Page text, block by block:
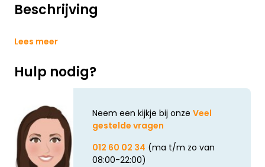
Beschrijving
Lees meer
Hulp nodig?
Neem een kijkje bij onze Veel
gestelde vragen
012 60 02 34 (ma t/m zo van
08:00-22:00)